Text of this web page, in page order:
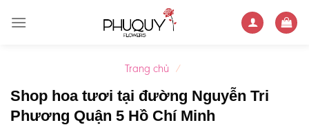
Trang chủ /
Shop hoa tươi tại đường Nguyễn Tri
Phương Quận 5 Hồ Chí Minh